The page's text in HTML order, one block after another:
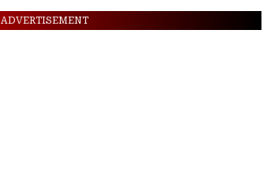
ADVERTISEMENT